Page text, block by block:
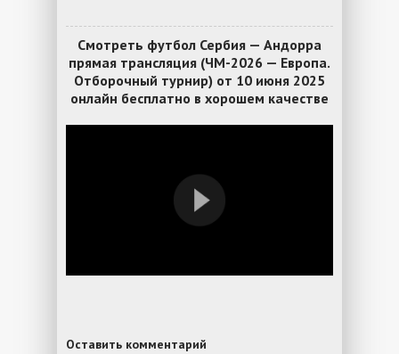
Смотреть футбол Сербия — Андорра
прямая трансляция (ЧМ-2026 — Европа.
Отборочный турнир) от 10 июня 2025
онлайн бесплатно в хорошем качестве
Оставить комментарий